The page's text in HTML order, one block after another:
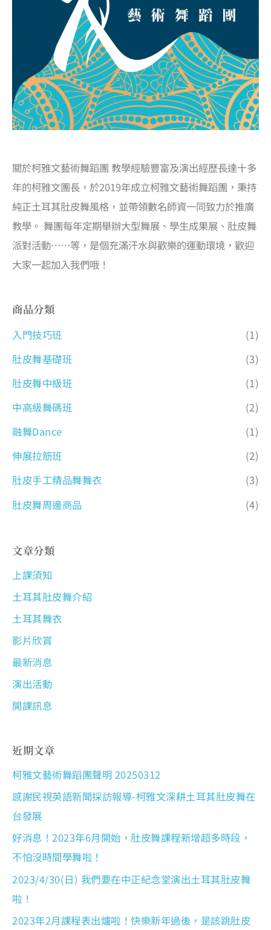
關於柯雅文藝術舞蹈團 教學經驗豐富及演出經歷長達十多
年的柯雅文團長，於2019年成立柯雅文藝術舞蹈團，秉持
純正土耳其肚皮舞風格，並帶領數名師資一同致力於推廣
教學。 舞團每年定期舉辦大型舞展、學生成果展、肚皮舞
派對活動……等，是個充滿汗水與歡樂的運動環境，歡迎
大家一起加入我們哦！
商品分類
入門技巧班
(1)
肚皮舞基礎班
(3)
肚皮舞中級班
(1)
中高級舞碼班
(2)
融舞Dance
(1)
伸展拉筋班
(2)
肚皮手工精品舞舞衣
(3)
肚皮舞周邊商品
(4)
文章分類
上課須知
土耳其肚皮舞介紹
土耳其舞衣
影片欣賞
最新消息
演出活動
開課訊息
近期文章
柯雅文藝術舞蹈團聲明 20250312
感謝民視英語新聞採訪報導-柯雅文深耕土耳其肚皮舞在
台發展
好消息！2023年6月開始，肚皮舞課程新增超多時段，
不怕沒時間學舞啦！
2023/4/30(日) 我們要在中正紀念堂演出土耳其肚皮舞
啦！
2023年2月課程表出爐啦！快樂新年過後，是該跳肚皮